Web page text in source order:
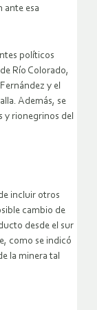
ante esa
políticos
Río Colorado,
y el
Además, se
y rionegrinos del
incluir otros
cambio de
desde el sur
como se indicó
la minera tal